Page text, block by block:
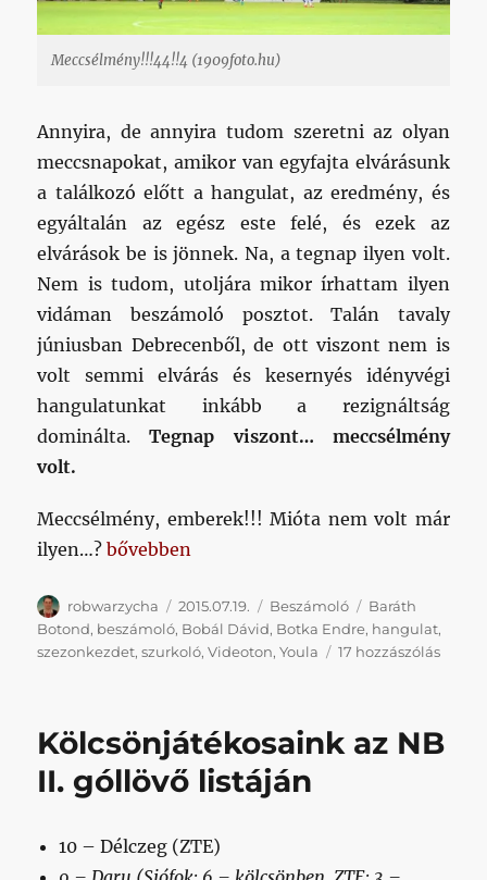
Meccsélmény!!!44!!4 (1909foto.hu)
Annyira, de annyira tudom szeretni az olyan
meccsnapokat, amikor van egyfajta elvárásunk
a találkozó előtt a hangulat, az eredmény, és
egyáltalán az egész este felé, és ezek az
elvárások be is jönnek. Na, a tegnap ilyen volt.
Nem is tudom, utoljára mikor írhattam ilyen
vidáman beszámoló posztot. Talán tavaly
júniusban Debrecenből, de ott viszont nem is
volt semmi elvárás és kesernyés idényvégi
hangulatunkat inkább a rezignáltság
dominálta.Tegnap viszont… meccsélmény
volt.
Meccsélmény, emberek!!! Mióta nem volt már
ilyen…?„Meccsélmény!!!444!!4”
bővebben
Szerző
robwarzycha Közzétéve
2015.07.19. Kategória
Beszámoló Címke
Baráth
Botond, beszámoló, Bobál Dávid, Botka Endre, hangulat,
szezonkezdet,szurkoló,Videoton,Youla 17 hozzászólás
Kölcsönjátékosaink az NB
II. góllövő listáján
10 – Délczeg (ZTE)